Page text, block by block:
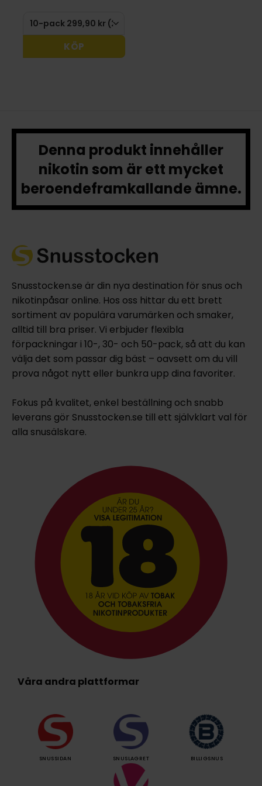
KÖP
Denna produkt innehåller
nikotin som är ett mycket
beroendeframkallande ämne.
Snusstocken.se är din nya destination för snus och
nikotinpåsar online. Hos oss hittar du ett brett
sortiment av populära varumärken och smaker,
alltid till bra priser. Vi erbjuder flexibla
förpackningar i 10-, 30- och 50-pack, så att du kan
välja det som passar dig bäst – oavsett om du vill
prova något nytt eller bunkra upp dina favoriter.
Fokus på kvalitet, enkel beställning och snabb
leverans gör Snusstocken.se till ett självklart val för
alla snusälskare.
Våra andra plattformar
SNUSSIDAN SNUSLAGRET BILLIGSNUS